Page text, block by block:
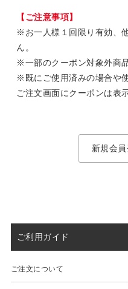
【ご注意事項】
※お一人様１回限り有効、
ん。
※一部のクーポン対象外商
※既にご使用済みの場合や
ご注文画面にクーポンは表
新規会
ご利用ガイド
ご注文について